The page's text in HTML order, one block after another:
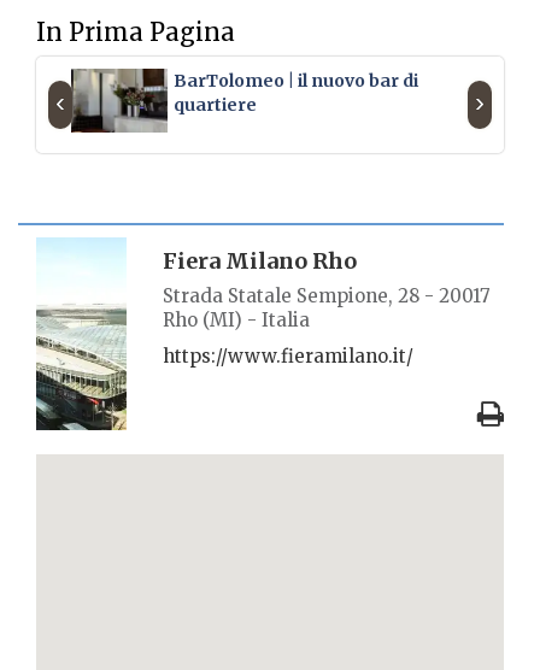
In Prima Pagina
BarTolomeo | il nuovo bar di
quartiere
‹ ›
Fiera Milano Rho
Strada Statale Sempione, 28 - 20017
Rho (MI) - Italia
https://www.fieramilano.it/